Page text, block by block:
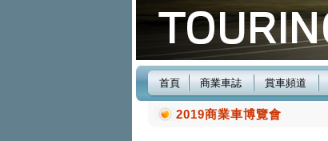
首頁 商業車誌 賞車頻道
2019商業車博覽會